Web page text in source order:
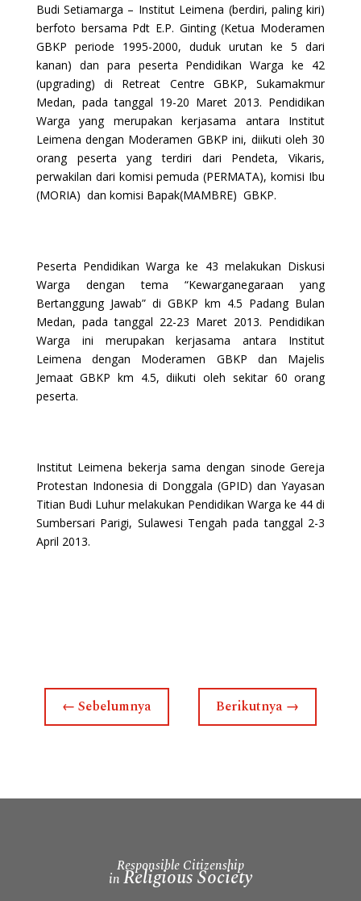
Budi Setiamarga – Institut Leimena (berdiri, paling kiri)
berfoto bersama Pdt E.P. Ginting (Ketua Moderamen
GBKP periode 1995-2000, duduk urutan ke 5 dari
kanan) dan para peserta Pendidikan Warga ke 42
(upgrading) di Retreat Centre GBKP, Sukamakmur
Medan, pada tanggal 19-20 Maret 2013. Pendidikan
Warga yang merupakan kerjasama antara Institut
Leimena dengan Moderamen GBKP ini, diikuti oleh 30
orang peserta yang terdiri dari Pendeta, Vikaris,
perwakilan dari komisi pemuda (PERMATA), komisi Ibu
(MORIA) dan komisi Bapak(MAMBRE) GBKP.
Peserta Pendidikan Warga ke 43 melakukan Diskusi
Warga dengan tema “Kewarganegaraan yang
Bertanggung Jawab” di GBKP km 4.5 Padang Bulan
Medan, pada tanggal 22-23 Maret 2013. Pendidikan
Warga ini merupakan kerjasama antara Institut
Leimena dengan Moderamen GBKP dan Majelis
Jemaat GBKP km 4.5, diikuti oleh sekitar 60 orang
peserta.
Institut Leimena bekerja sama dengan sinode Gereja
Protestan Indonesia di Donggala (GPID) dan Yayasan
Titian Budi Luhur melakukan Pendidikan Warga ke 44 di
Sumbersari Parigi, Sulawesi Tengah pada tanggal 2-3
April 2013.
← Sebelumnya Berikutnya →
Responsible Citizenship
in Religious Society